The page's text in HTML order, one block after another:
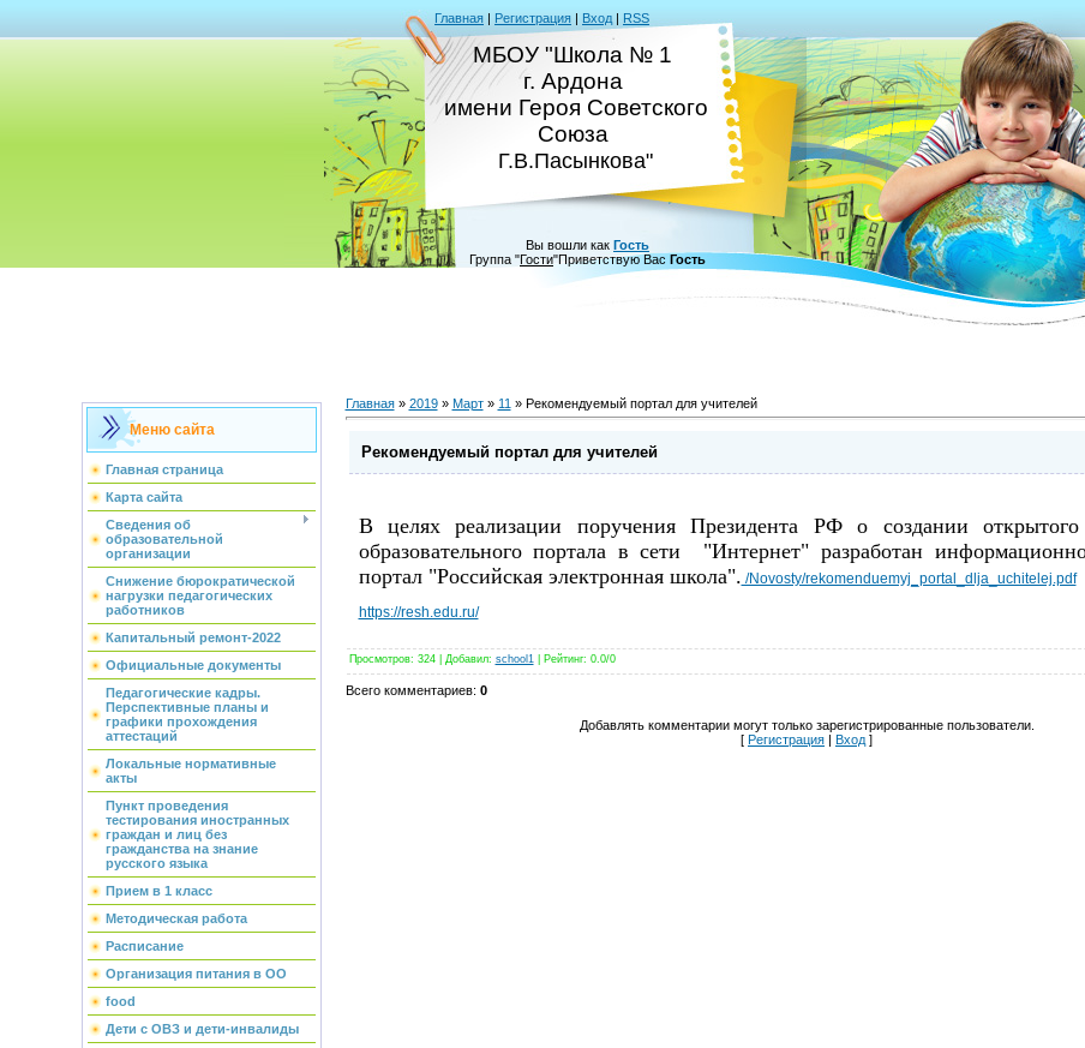
Главная | Регистрация | Вход | RSS
МБОУ "Школа № 1
г. Ардона
имени Героя Советского
Союза
Г.В.Пасынкова"
Вы вошли как Гость
Группа "Гости"Приветствую Вас Гость
Меню сайта
Главная страница
Карта сайта
Сведения об
образовательной
организации
Снижение бюрократической
нагрузки педагогических
работников
Капитальный ремонт-2022
Официальные документы
Педагогические кадры.
Перспективные планы и
графики прохождения
аттестаций
Локальные нормативные
акты
Пункт проведения
тестирования иностранных
граждан и лиц без
гражданства на знание
русского языка
Прием в 1 класс
Методическая работа
Расписание
Организация питания в ОО
food
Дети с ОВЗ и дети-инвалиды
Главная» 2019 » Март » 11 » Рекомендуемый портал для учителей
Рекомендуемый портал для учителей
В целях реализации поручения Президента РФ о создании
образовательного портала в сети "Интернет" разработан
портал "Российская электронная школа". /Novosty/rekomenduemyj_portal_dlja_uchitelej.pdf
https://resh.edu.ru/
Просмотров: 324| Добавил: school1 Рейтинг: 0.0/0
Всего комментариев: 0
Добавлять комментарии могут только зарегистрированные пользователи.
[ Регистрация | Вход ]